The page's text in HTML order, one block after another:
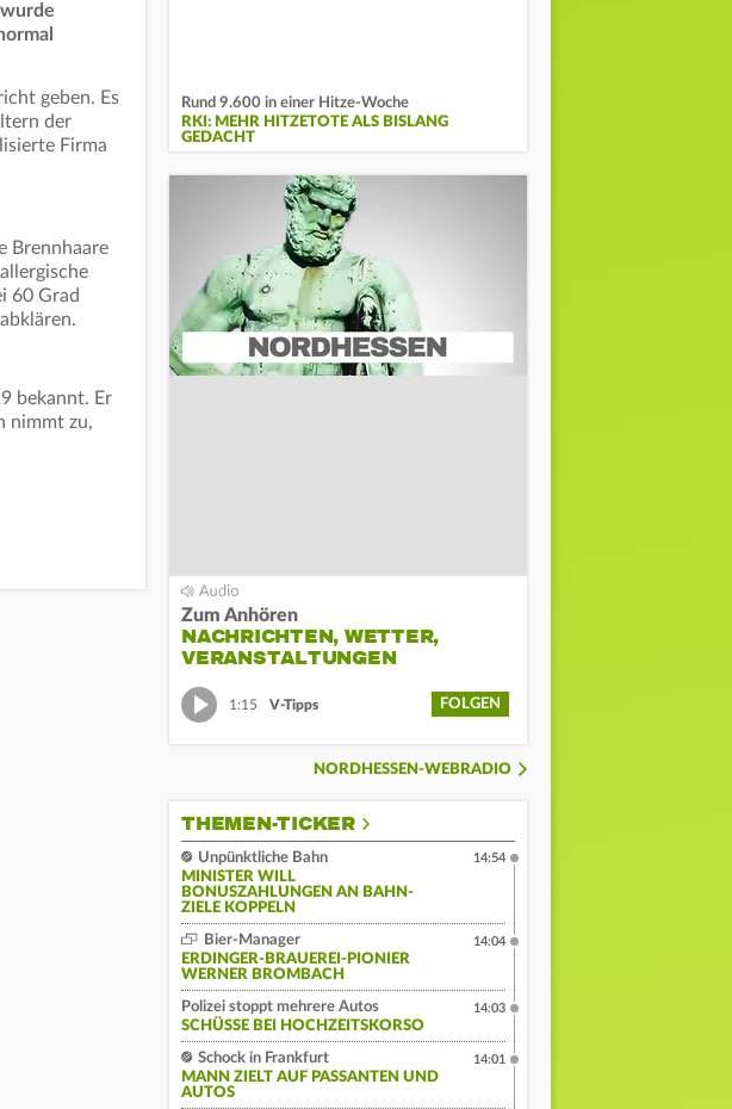
geben. Es
der
Firma
Brennhaare
60 Grad
bekannt. Er
nimmt zu,
Rund 9.600 in einer Hitze-Woche
RKI: MEHR HITZETOTE ALS BISLANG
GEDACHT
Zum Anhören
NACHRICHTEN, WETTER,
VERANSTALTUNGEN
1:15 V-Tipps FOLGEN
NORDHESSEN-WEBRADIO
THEMEN-TICKER
Unpünktliche Bahn
MINISTER WILL
BONUSZAHLUNGEN AN BAHN-
ZIELE KOPPELN
14:54
Bier-Manager
ERDINGER-BRAUEREI-PIONIER
WERNER BROMBACH
14:04
Polizei stoppt mehrere Autos
SCHÜSSE BEI HOCHZEITSKORSO
14:03
Schock in Frankfurt
MANN ZIELT AUF PASSANTEN UND
AUTOS
14:01